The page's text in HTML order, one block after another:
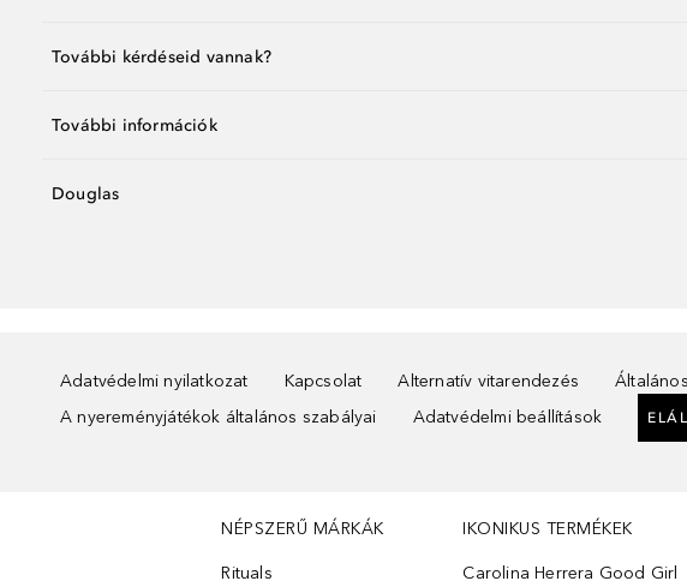
További kérdéseid vannak?
További információk
Douglas
Adatvédelmi nyilatkozat Kapcsolat Alternatív vitarendezés
A nyereményjátékok általános szabályai
Adatvédelmi beállítások
NÉPSZERŰ MÁRKÁK
Rituals
IKONIKUS TERMÉKEK
Carolina Herrera Good Girl